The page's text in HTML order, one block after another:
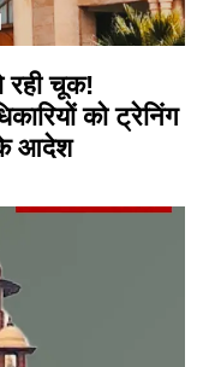
रही चूक!
को ट्रेनिंग
के आदेश